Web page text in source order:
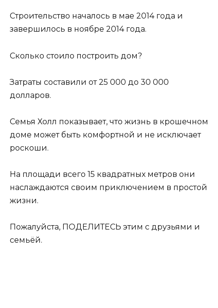
Строительство началось в мае 2014 года и
завершилось в ноябре 2014 года.
Сколько стоило построить дом?
Затраты составили от 25 000 до 30 000
долларов.
Семья Холл показывает, что жизнь в крошечном
доме может быть комфортной и не исключает
роскоши.
На площади всего 15 квадратных метров они
наслаждаются своим приключением в простой
жизни.
Пожалуйста, ПОДЕЛИТЕСЬ этим с друзьями и
семьёй.